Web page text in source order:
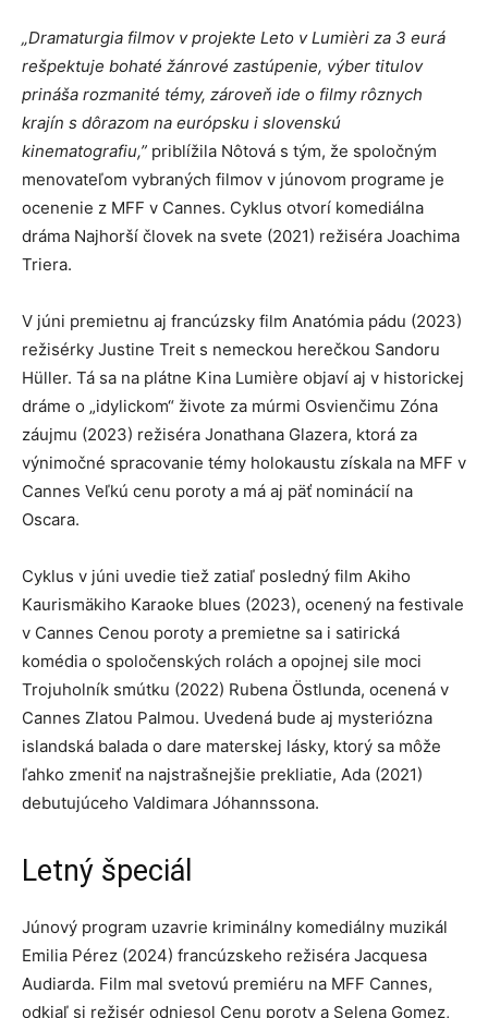
„Dramaturgia filmov v projekte Leto v Lumièri za 3 eurá
rešpektuje bohaté žánrové zastúpenie, výber titulov
prináša rozmanité témy, zároveň ide o filmy rôznych
krajín s dôrazom na európsku i slovenskú
kinematografiu,” priblížila Nôtová s tým, že spoločným
menovateľom vybraných filmov v júnovom programe je
ocenenie z MFF v Cannes. Cyklus otvorí komediálna
dráma Najhorší človek na svete (2021) režiséra Joachima
Triera.
V júni premietnu aj francúzsky film Anatómia pádu (2023)
režisérky Justine Treit s nemeckou herečkou Sandoru
Hüller. Tá sa na plátne Kina Lumière objaví aj v historickej
dráme o „idylickom“ živote za múrmi Osvienčimu Zóna
záujmu (2023) režiséra Jonathana Glazera, ktorá za
výnimočné spracovanie témy holokaustu získala na MFF v
Cannes Veľkú cenu poroty a má aj päť nominácií na
Oscara.
Cyklus v júni uvedie tiež zatiaľ posledný film Akiho
Kaurismäkiho Karaoke blues (2023), ocenený na festivale
v Cannes Cenou poroty a premietne sa i satirická
komédia o spoločenských rolách a opojnej sile moci
Trojuholník smútku (2022) Rubena Östlunda, ocenená v
Cannes Zlatou Palmou. Uvedená bude aj mysteriózna
islandská balada o dare materskej lásky, ktorý sa môže
ľahko zmeniť na najstrašnejšie prekliatie, Ada (2021)
debutujúceho Valdimara Jóhannssona.
Letný špeciál
Júnový program uzavrie kriminálny komediálny muzikál
Emilia Pérez (2024) francúzskeho režiséra Jacquesa
Audiarda. Film mal svetovú premiéru na MFF Cannes,
odkiaľ si režisér odniesol Cenu poroty a Selena Gomez,